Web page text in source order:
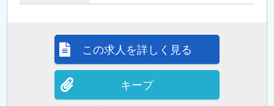
この求人を詳しく見る
キープ